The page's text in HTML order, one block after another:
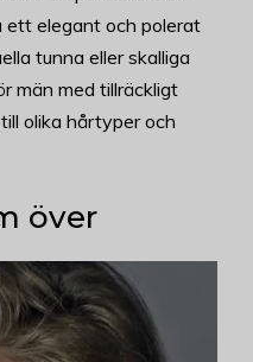
ett elegant och polerat
tunna eller skalliga
män med tillräckligt
olika hårtyper och
över